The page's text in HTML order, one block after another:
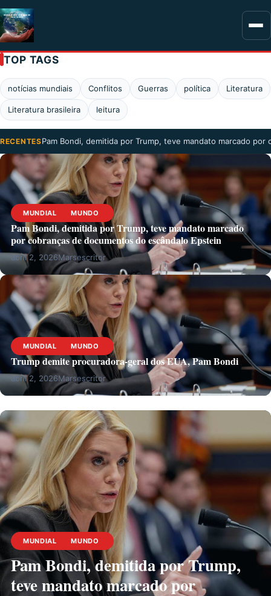
TOP TAGS
notícias mundiais Conflitos Guerras política Literatura
Literatura brasileira leitura
RECENTESPam Bondi, demitida por Trump, teve mandato marcado
MUNDIAL MUNDO
Pam Bondi, demitida por Trump, teve mandato marcado
por cobranças de documentos do escândalo Epstein
abril 2, 2026Marsescritor
MUNDIAL MUNDO
Trump demite procuradora-geral dos EUA, Pam Bondi
abril 2, 2026Marsescritor
MUNDIAL MUNDO
Pam Bondi, demitida por Trump,
teve mandato marcado por